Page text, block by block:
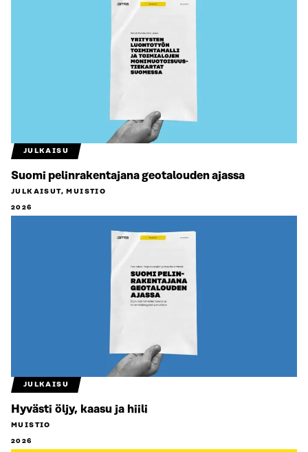
JULKAISU
Suomi pelinrakentajana geotalouden ajassa
JULKAISUT, MUISTIO
2026
JULKAISU
Hyvästi öljy, kaasu ja hiili
MUISTIO
2026